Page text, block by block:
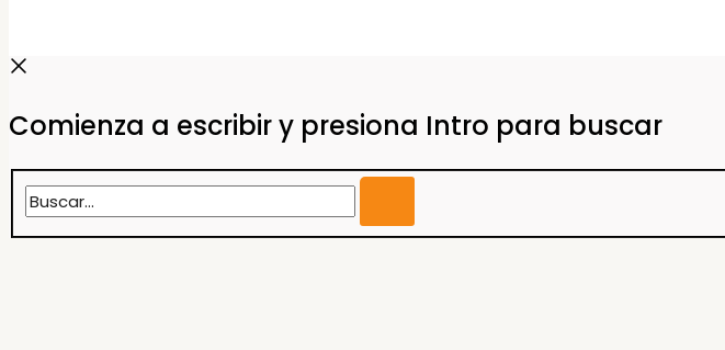
Comienza a escribir y presiona Intro para buscar
Buscar...